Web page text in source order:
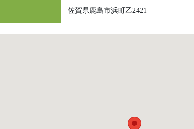
佐賀県鹿島市浜町乙2421